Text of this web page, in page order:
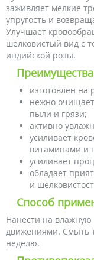
заживляет мелкие
упругость и
Улучшает
шелковистый вид с
индийской розы.
изготовлен на
нежно
пыли и грязи;
активно
усиливает
витаминами и
усиливает
обладает
и
Способ
Нанести на
движениями. Смыть
неделю.